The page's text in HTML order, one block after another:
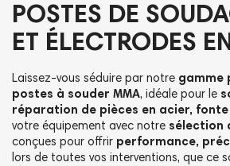
POSTES DE
ET ÉLECTRODES
Laissez-vous séduire par notre gamme
postes à souder MMA, idéale pour le
réparation de pièces en acier, fonte
votre équipement avec notre sélection
conçues pour offrir performance,
lors de toutes vos interventions, que ce